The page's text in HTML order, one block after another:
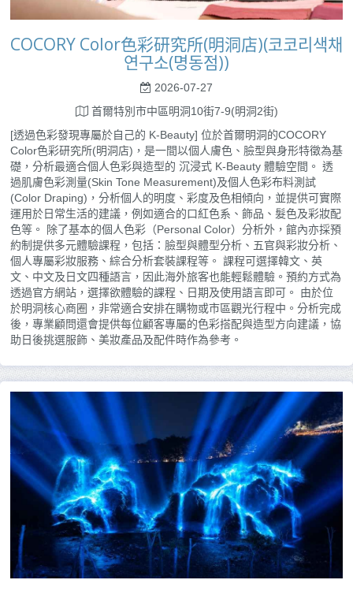
COCORY Color色彩研究所(明洞店)(코코리색채
연구소(명동점))
2026-07-27
首爾特別市中區明洞10街7-9(明洞2街)
[透過色彩發現專屬於自己的 K-Beauty] 位於首爾明洞的COCORY
Color色彩研究所(明洞店)，是一間以個人膚色、臉型與身形特徵為基
礎，分析最適合個人色彩與造型的 沉浸式 K-Beauty 體驗空間。 透
過肌膚色彩測量(Skin Tone Measurement)及個人色彩布料測試
(Color Draping)，分析個人的明度、彩度及色相傾向，並提供可實際
運用於日常生活的建議，例如適合的口紅色系、飾品、髮色及彩妝配
色等。 除了基本的個人色彩（Personal Color）分析外，館內亦採預
約制提供多元體驗課程，包括：臉型與體型分析、五官與彩妝分析、
個人專屬彩妝服務、綜合分析套裝課程等。 課程可選擇韓文、英
文、中文及日文四種語言，因此海外旅客也能輕鬆體驗。預約方式為
透過官方網站，選擇欲體驗的課程、日期及使用語言即可。 由於位
於明洞核心商圈，非常適合安排在購物或市區觀光行程中。分析完成
後，專業顧問還會提供每位顧客專屬的色彩搭配與造型方向建議，協
助日後挑選服飾、美妝產品及配件時作為參考。